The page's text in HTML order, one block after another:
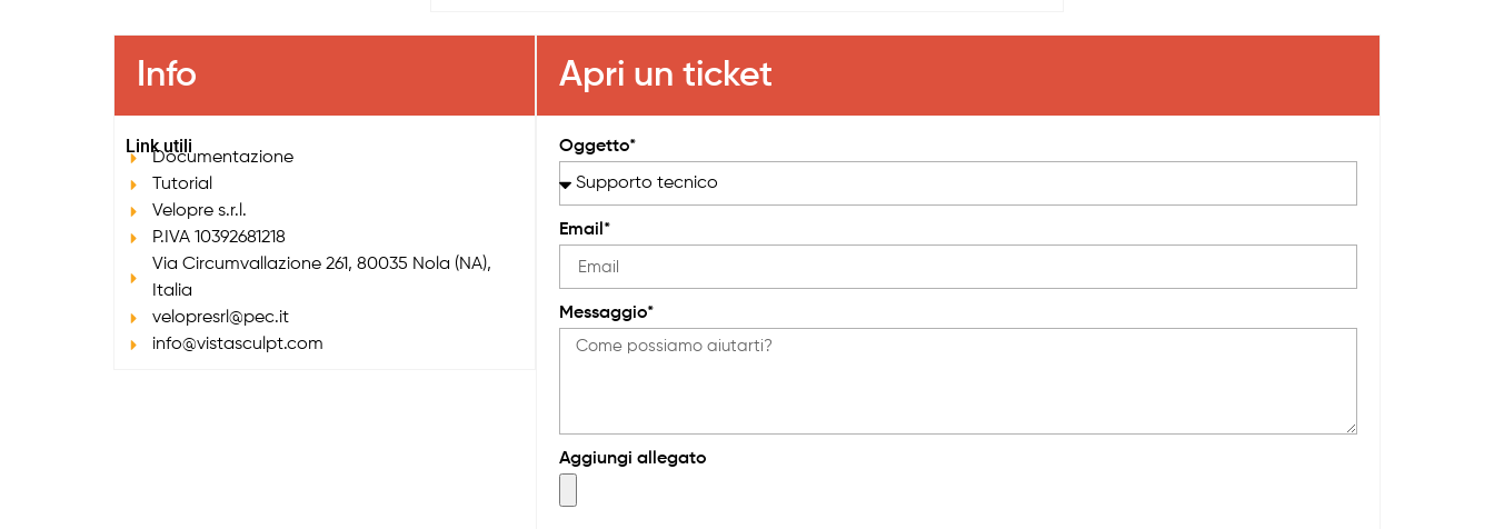
Info
Link utili
Documentazione
Tutorial
Velopre s.r.l.
P.IVA 10392681218
Via Circumvallazione 261, 80035 Nola (NA),
Italia
velopresrl@pec.it
info@vistasculpt.com
Apri un ticket
Oggetto*
Email*
Messaggio*
Aggiungi allegato